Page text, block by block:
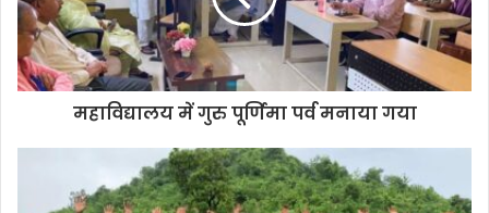
महाविद्यालय में गुरु पूर्णिमा पर्व मनाया गया